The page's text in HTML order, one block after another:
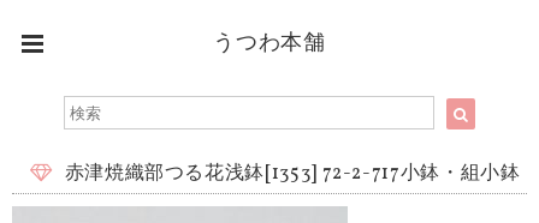
うつわ本舗
赤津焼織部つる花浅鉢[1353] 72-2-717小鉢・組小鉢